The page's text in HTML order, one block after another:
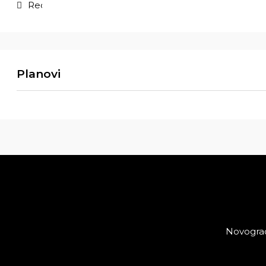
Recepcija
Planovi